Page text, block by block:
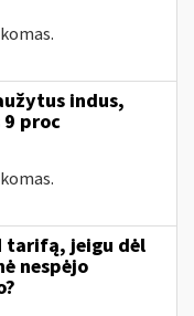
indus,
proc
tarifą, jeigu dėl
nespėjo